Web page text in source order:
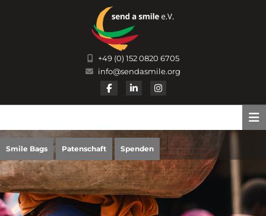
+49 (0) 152 0820 6705
info@sendasmile.org
FacebookLinkedin
Smile Bags Patenschaft SpendenDONATE
NOW